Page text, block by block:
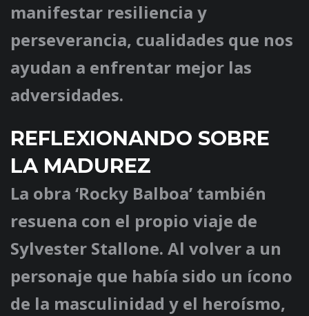
manifestar resiliencia y
perseverancia, cualidades que nos
ayudan a enfrentar mejor las
adversidades.
REFLEXIONANDO SOBRE
LA MADUREZ
La obra ‘Rocky Balboa’ también
resuena con el propio viaje de
Sylvester Stallone. Al volver a un
personaje que había sido un ícono
de la masculinidad y el heroísmo,